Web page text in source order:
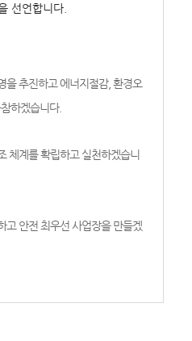
선언합니다.
을 추진하고 에너지절감, 환경오
하겠습니다.
체계를 확립하고 실천하겠습니
고 안전 최우선 사업장을 만들겠